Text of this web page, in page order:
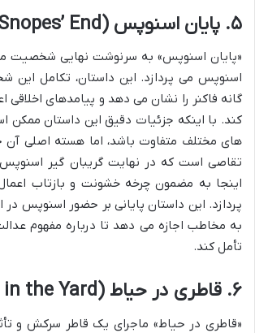
۵. پایان اسنوپس (Snopes’ End)
«پایان اسنوپس» به سرنوشت نهایی شخصیت
اسنوپس می پردازد. این داستان، تکامل
گانه فاکنر را نشان می دهد و پیامدهای اخلاقی
کند. با اینکه جزئیات دقیق این داستان
های مختلف متفاوت باشد، اما هسته اصلی
تقاصی است که در نهایت گریبان گیر
اینجا به مضمون چرخه خشونت و بازتاب اعمال
پردازد. این داستان پایانی بر حضور اسنوپس
به مخاطب اجازه می دهد تا درباره مفهوم
تأمل کند.
۶. قاطری در حیاط (A Mule in the Yard)
«قاطری در حیاط» ماجرای یک قاطر سرکش و